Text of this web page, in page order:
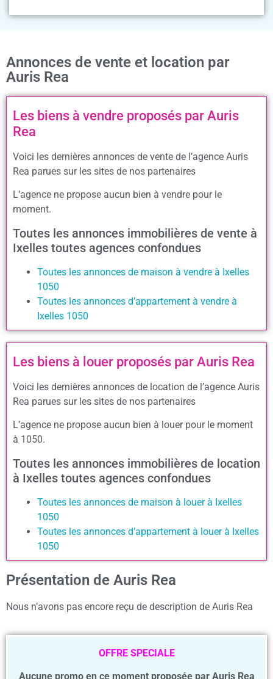
Annonces de vente et location par
Auris Rea
Les biens à vendre proposés par Auris
Rea
Voici les dernières annonces de vente de l’agence Auris
Rea parues sur les sites de nos partenaires
L’agence ne propose aucun bien à vendre pour le
moment.
Toutes les annonces immobilières de vente à
Ixelles toutes agences confondues
Toutes les annonces de maison à vendre à Ixelles
1050
Toutes les annonces d’appartement à vendre à
Ixelles 1050
Les biens à louer proposés par Auris Rea
Voici les dernières annonces de location de l’agence Auris
Rea parues sur les sites de nos partenaires
L’agence ne propose aucun bien à louer pour le moment
à 1050.
Toutes les annonces immobilières de location
à Ixelles toutes agences confondues
Toutes les annonces de maison à louer à Ixelles
1050
Toutes les annonces d’appartement à louer à Ixelles
1050
Présentation de Auris Rea
Nous n’avons pas encore reçu de description de Auris Rea
OFFRE SPECIALE
Aucune promo en ce moment proposée par Auris Rea